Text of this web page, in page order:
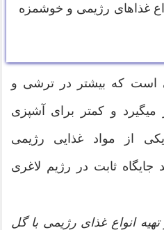
غذاهای رژیمی و خوشمزه
است که بیشتر در ترشی و
و کمتر برای آشپزی
از مواد غذایی رژیمی
ثابت در رژیم لاغری
انواع غذای رژیمی با گل